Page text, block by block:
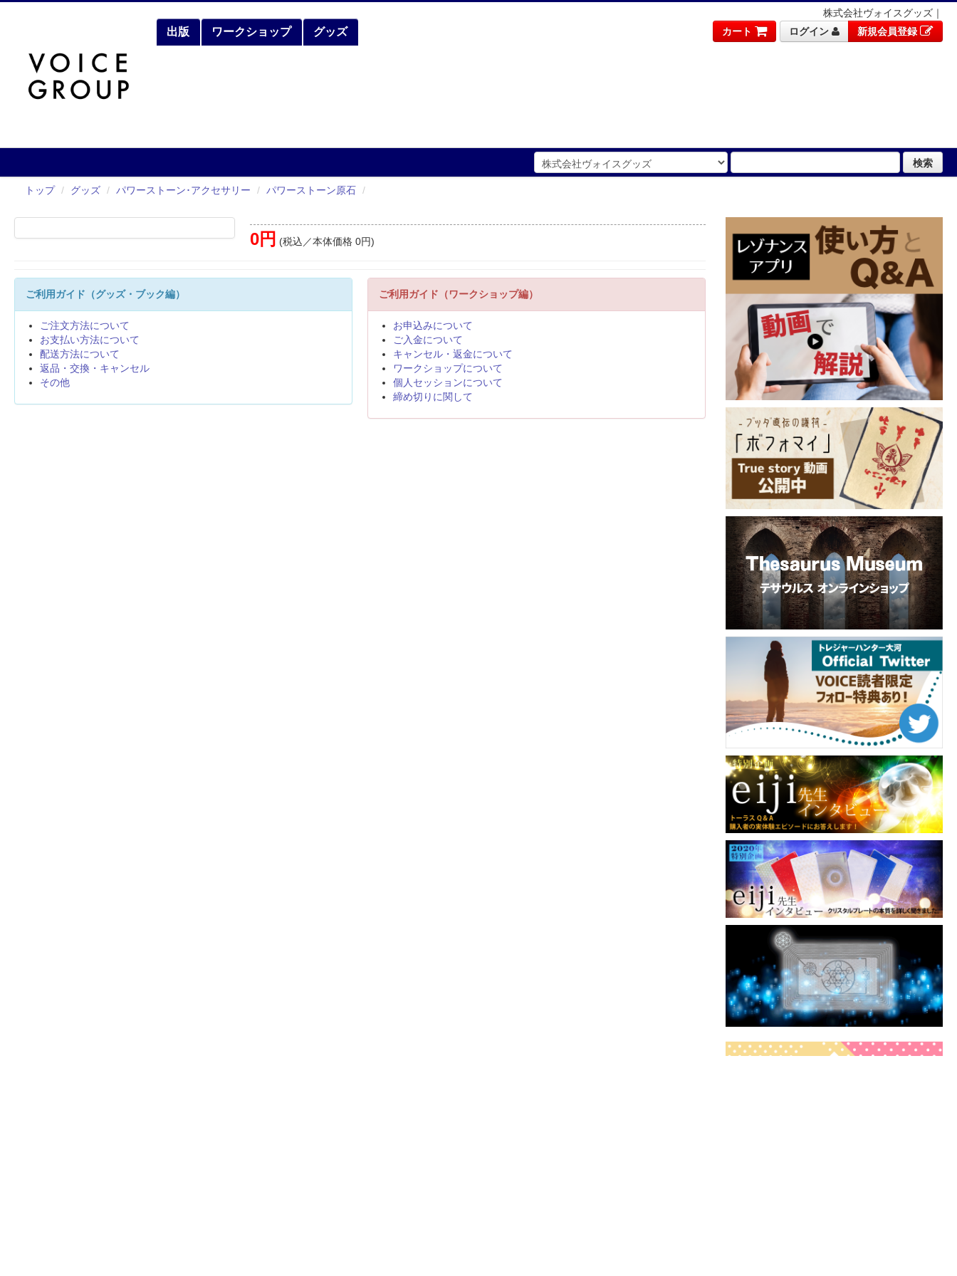
株式会社ヴォイスグッズ｜
カート
ログイン 新規会員登録
出版 ワークショップ グッズ
検索
トップ / グッズ / パワーストーン･アクセサリー / パワーストーン原石 /
0円 (税込／本体価格 0円)
ご利用ガイド（グッズ・ブック編）
ご注文方法について
お支払い方法について
配送方法について
返品・交換・キャンセル
その他
ご利用ガイド（ワークショップ編）
お申込みについて
ご入金について
キャンセル・返金について
ワークショップについて
個人セッションについて
締め切りに関して